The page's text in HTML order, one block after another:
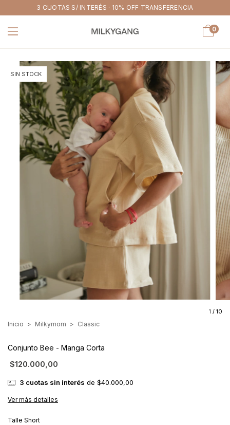
3 CUOTAS S/ INTERÉS · 10% OFF TRANSFERENCIA
0
SIN STOCK
1 / 10
Inicio > Milkymom > Classic
Conjunto Bee - Manga Corta
$120.000,00
3 cuotas sin interés de $40.000,00
Ver más detalles
Talle Short